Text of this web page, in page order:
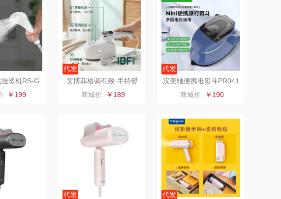
昊禹 礼想 野兽派
密语 滴露 花王
资生堂 伊莱克斯
几光 KENZO
州酒家 洞尾红
乐美途
烫机RS-G
: ￥199
代发
艾博菲格调有致·手持熨
商城价: ￥189
代发
汉美驰便携电熨斗PR041
商城价: ￥190
代发
代发